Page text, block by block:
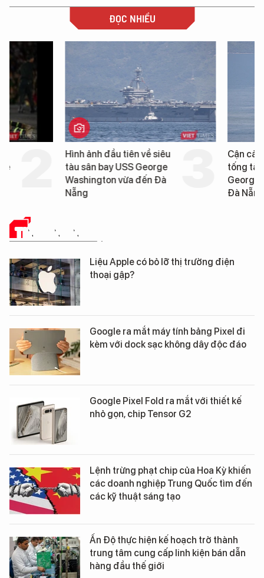
ĐỌC NHIỀU
Hình ảnh đầu tiên về siêu
tàu sân bay USS George
Washington vừa đến Đà
Cận cảnh chiến hạm
tống tàu sân bay USS
George Washington
TIN CÔNG NGHỆ
Liệu Apple có bỏ lỡ thị trường điện
thoại gập?
Google ra mắt máy tính bảng Pixel đi
kèm với dock sạc không dây độc đáo
Google Pixel Fold ra mắt với thiết kế
nhỏ gọn, chip Tensor G2
Lệnh trừng phạt chip của Hoa Kỳ khiến
các doanh nghiệp Trung Quốc tìm đến
các kỹ thuật sáng tạo
Ấn Độ thực hiện kế hoạch trở thành
trung tâm cung cấp linh kiện bán dẫn
hàng đầu thế giới